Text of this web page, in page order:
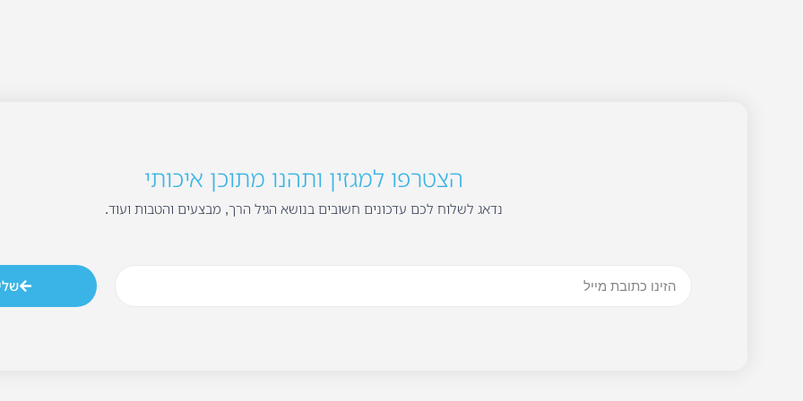
הצטרפו למגזין ותהנו מתוכן איכותי
נדאג לשלוח לכם עדכונים חשובים בנושא הגיל הרך, מבצעים והטבות ועוד.